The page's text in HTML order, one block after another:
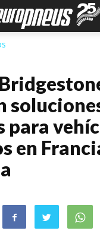
para
en